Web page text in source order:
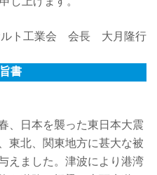
ト工業会 会長 大月隆行
書
、日本を襲った東日本大震
東北、関東地方に甚大な被
えました。津波により港湾